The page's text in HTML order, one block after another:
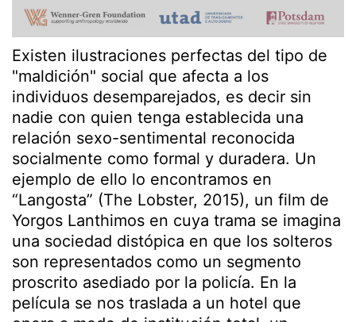
Existen ilustraciones perfectas del tipo de
"maldición" social que afecta a los
individuos desemparejados, es decir sin
nadie con quien tenga establecida una
relación sexo-sentimental reconocida
socialmente como formal y duradera. Un
ejemplo de ello lo encontramos en
“Langosta” (The Lobster, 2015), un film de
Yorgos Lanthimos en cuya trama se imagina
una sociedad distópica en que los solteros
son representados como un segmento
proscrito asediado por la policía. En la
película se nos traslada a un hotel que